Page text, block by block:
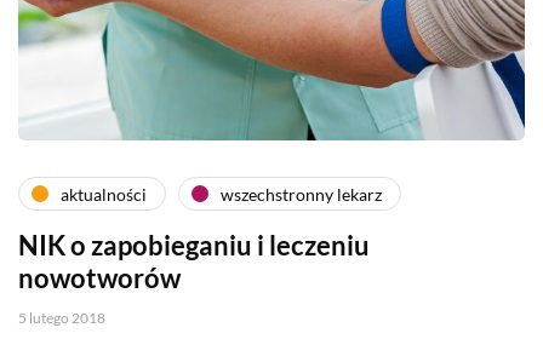
aktualności wszechstronny lekarz
NIK o zapobieganiu i leczeniu
nowotworów
5 lutego 2018